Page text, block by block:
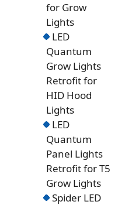
for Grow
Lights
LED
Quantum
Grow Lights
Retrofit for
HID Hood
Lights
LED
Quantum
Panel Lights
Retrofit for T5
Grow Lights
Spider LED